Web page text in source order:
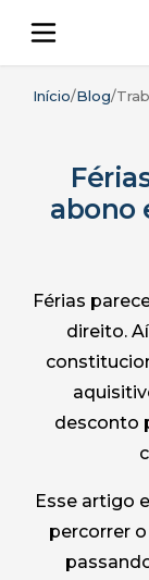
Início/Blog/
abono
Férias
direito.
desconto
Esse artigo
percorrer